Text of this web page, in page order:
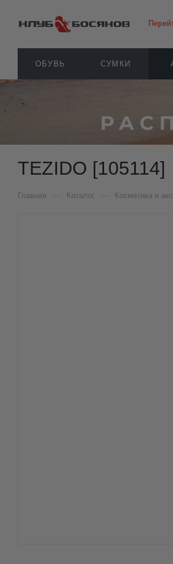
ОБУВЬ СУМКИ
TEZIDO [105114]
Главная Каталог Косметика и